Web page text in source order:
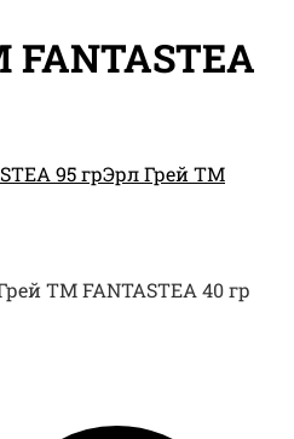
95 грЭрл Грей TM
TM FANTASTEA 40 гр